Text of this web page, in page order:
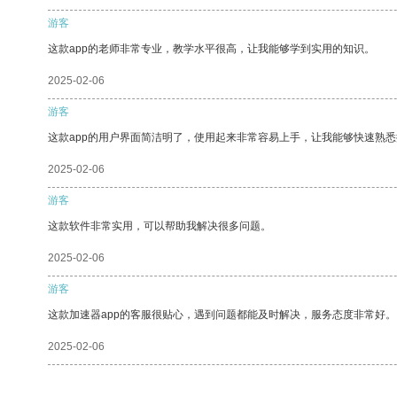
游客
这款app的老师非常专业，教学水平很高，让我能够学到实用的知识。
2025-02-06
游客
这款app的用户界面简洁明了，使用起来非常容易上手，让我能够快速熟
2025-02-06
游客
这款软件非常实用，可以帮助我解决很多问题。
2025-02-06
游客
这款加速器app的客服很贴心，遇到问题都能及时解决，服务态度非常好。
2025-02-06